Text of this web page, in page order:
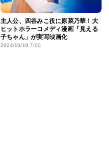
主人公、四谷みこ役に原菜乃華！大
ヒットホラーコメディ漫画「見える
子ちゃん」が実写映画化
2024/10/10 7:00